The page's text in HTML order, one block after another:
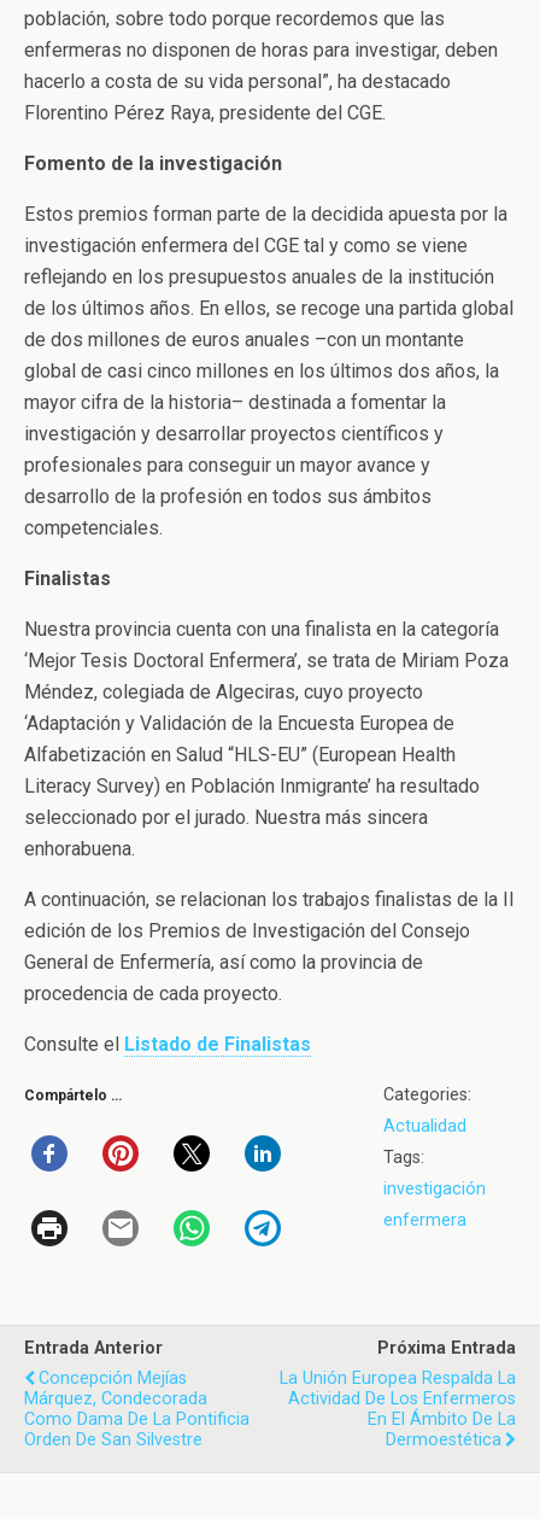
población, sobre todo porque recordemos que las
enfermeras no disponen de horas para investigar, deben
hacerlo a costa de su vida personal”, ha destacado
Florentino Pérez Raya, presidente del CGE.
Fomento de la investigación
Estos premios forman parte de la decidida apuesta por la
investigación enfermera del CGE tal y como se viene
reflejando en los presupuestos anuales de la institución
de los últimos años. En ellos, se recoge una partida global
de dos millones de euros anuales –con un montante
global de casi cinco millones en los últimos dos años, la
mayor cifra de la historia– destinada a fomentar la
investigación y desarrollar proyectos científicos y
profesionales para conseguir un mayor avance y
desarrollo de la profesión en todos sus ámbitos
competenciales.
Finalistas
Nuestra provincia cuenta con una finalista en la categoría
‘Mejor Tesis Doctoral Enfermera’, se trata de Miriam Poza
Méndez, colegiada de Algeciras, cuyo proyecto
‘Adaptación y Validación de la Encuesta Europea de
Alfabetización en Salud “HLS-EU” (European Health
Literacy Survey) en Población Inmigrante’ ha resultado
seleccionado por el jurado. Nuestra más sincera
enhorabuena.
A continuación, se relacionan los trabajos finalistas de la II
edición de los Premios de Investigación del Consejo
General de Enfermería, así como la provincia de
procedencia de cada proyecto.
Consulte el Listado de Finalistas
Compártelo …
Categories:
Actualidad
Tags:
investigación
enfermera
Entrada Anterior
Concepción Mejías
Márquez, Condecorada
Como Dama De La Pontificia
Orden De San Silvestre
Próxima Entrada
La Unión Europea Respalda La
Actividad De Los Enfermeros
En El Ámbito De La
Dermoestética